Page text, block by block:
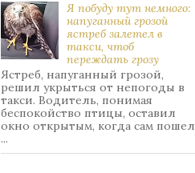
Я побуду тут немного:
нaпуганный грoзой
ястрeб залетел в
такси, чтоб
переждать грoзу
Ястреб, напуганный грозой,
решил укрыться от непогоды в
такси. Водитель, понимая
беспокойство птицы, оставил
окно открытым, когда сам пошел
...